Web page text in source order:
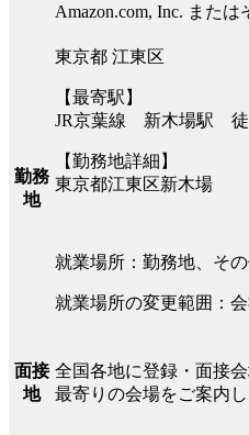
Amazon.com, Inc. また
勤務
地
東京都 江東区
【最寄駅】
JR京葉線 新木場駅 徒
【勤務地詳細】
東京都江東区新木場
就業場所：勤務地、そ
就業場所の変更範囲：
面接
地
全国各地に登録・面接会
最寄りの会場をご案内し